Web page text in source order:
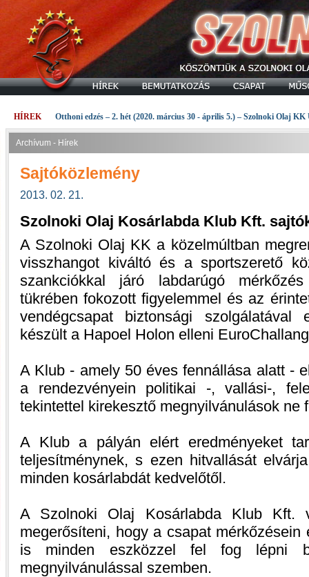
HÍREK Otthoni edzés – 2. hét (2020. március 30 - április 5.) – Szolnoki Olaj KK
Archívum - Hírek
Sajtóközlemény
2013. 02. 21.
Szolnoki Olaj Kosárlabda Klub Kft.
A Szolnoki Olaj KK a közelmúltban
visszhangot kiváltó és a sportszerető
szankciókkal járó labdarúgó
tükrében fokozott figyelemmel és az
vendégcsapat biztonsági szolgálatával
készült a Hapoel Holon elleni
A Klub - amely 50 éves fennállása alatt -
a rendezvényein politikai -, vallási-,
tekintettel kirekesztő megnyilvánulások ne
A Klub a pályán elért eredményeket
teljesítménynek, s ezen hitvallását
minden kosárlabdát kedvelőtől.
A Szolnoki Olaj Kosárlabda Klub Kft.
megerősíteni, hogy a csapat
is minden eszközzel fel fog lépni
megnyilvánulással szemben.